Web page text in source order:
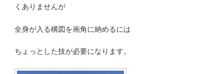
くありませんが
全身が入る構図を画角に納めるには
ちょっとした技が必要になります。